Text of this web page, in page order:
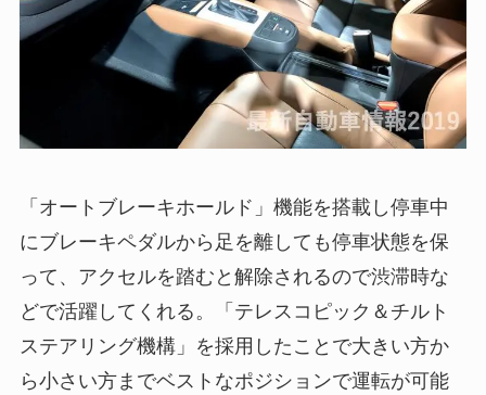
「オートブレーキホールド」機能を搭載し停車中
にブレーキペダルから足を離しても停車状態を保
って、アクセルを踏むと解除されるので渋滞時な
どで活躍してくれる。「テレスコピック＆チルト
ステアリング機構」を採用したことで大きい方か
ら小さい方までベストなポジションで運転が可能